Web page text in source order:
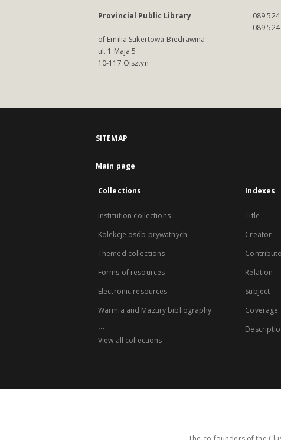
Provincial Public Library
of Emilia Sukertowa-Biedrawina
ul. 1 Maja 5
10-117 Olsztyn
089
089
SITEMAP
Main page
Collections
Institution collections
Kolekcje osób prywatnych
Themed collections
Forms of resources
Electronic resources
Warmia and Mazury bibliography
...
View all collections
Indexes
Title
Creator
Relation
Subject
Coverage